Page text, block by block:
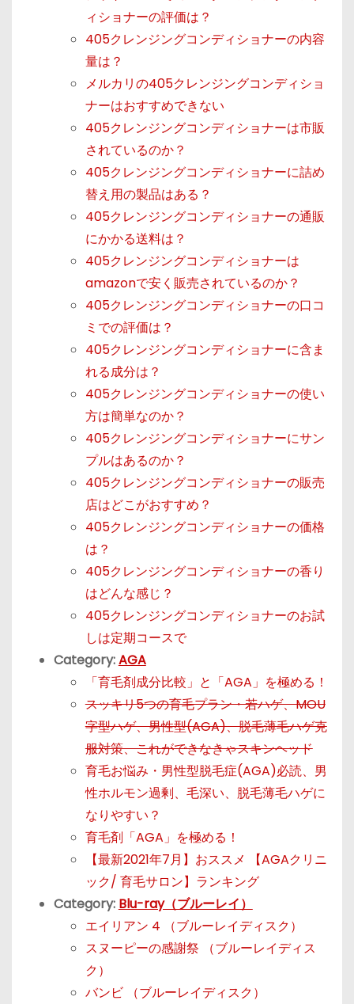
ィショナーの評価は？
405クレンジングコンディショナーの内容
量は？
メルカリの405クレンジングコンディショ
ナーはおすすめできない
405クレンジングコンディショナーは市販
されているのか？
405クレンジングコンディショナーに詰め
替え用の製品はある？
405クレンジングコンディショナーの通販
にかかる送料は？
405クレンジングコンディショナーは
amazonで安く販売されているのか？
405クレンジングコンディショナーの口コ
ミでの評価は？
405クレンジングコンディショナーに含ま
れる成分は？
405クレンジングコンディショナーの使い
方は簡単なのか？
405クレンジングコンディショナーにサン
プルはあるのか？
405クレンジングコンディショナーの販売
店はどこがおすすめ？
405クレンジングコンディショナーの価格
は？
405クレンジングコンディショナーの香り
はどんな感じ？
405クレンジングコンディショナーのお試
しは定期コースで
Category:AGA
「育毛剤成分比較」と「AGA」を極める！
スッキリ5つの育毛プラン・若ハゲ、MOU
字型ハゲ、男性型(AGA)、脱毛薄毛ハゲ克
服対策、これができなきゃスキンヘッド
育毛お悩み・男性型脱毛症(AGA)必読、男
性ホルモン過剰、毛深い、脱毛薄毛ハゲに
なりやすい？
育毛剤「AGA」を極める！
【最新2021年7月】おススメ 【AGAクリニ
ック/ 育毛サロン】ランキング
Category: Blu-ray（ブルーレイ）
エイリアン 4 （ブルーレイディスク）
スヌーピーの感謝祭 （ブルーレイディス
ク）
バンビ （ブルーレイディスク）